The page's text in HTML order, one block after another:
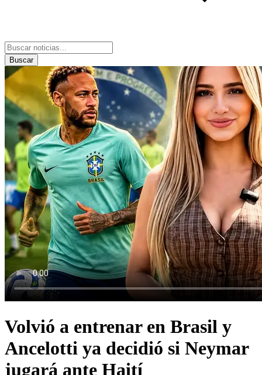
Buscar
Volvió a entrenar en Brasil y
Ancelotti ya decidió si Neymar
jugará ante Haití